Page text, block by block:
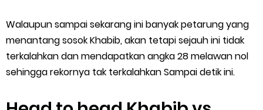
Walaupun sampai sekarang ini banyak petarung yang
menantang sosok Khabib, akan tetapi sejauh ini tidak
terkalahkan dan mendapatkan angka 28 melawan nol
sehingga rekornya tak terkalahkan Sampai detik ini.